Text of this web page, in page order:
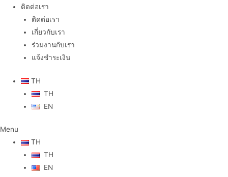
ติดต่อเรา
ติดต่อเรา
เกี่ยวกับเรา
ร่วมงานกับเรา
แจ้งชำระเงิน
TH
TH
EN
Menu
TH
TH
EN